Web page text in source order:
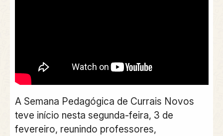
A Semana Pedagógica de Currais Novos
teve início nesta segunda-feira, 3 de
fevereiro, reunindo professores,